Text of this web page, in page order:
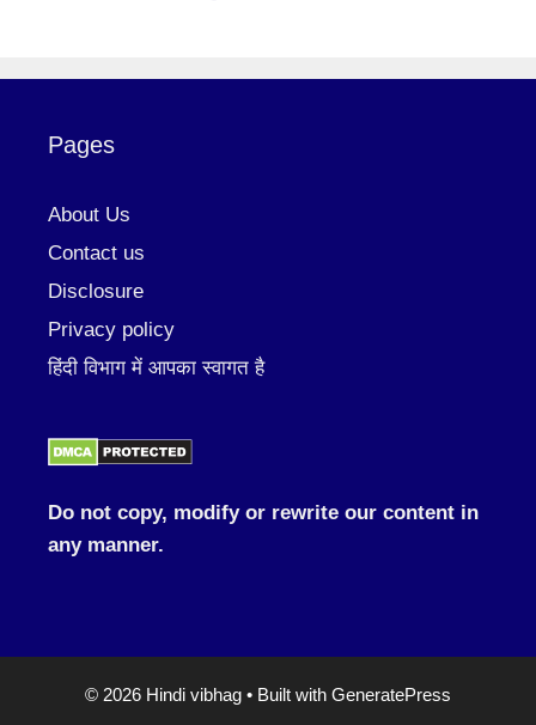
Pages
About Us
Contact us
Disclosure
Privacy policy
हिंदी विभाग में आपका स्वागत है
Do not copy, modify or rewrite our content in
any manner.
© 2026 Hindi vibhag • Built with GeneratePress